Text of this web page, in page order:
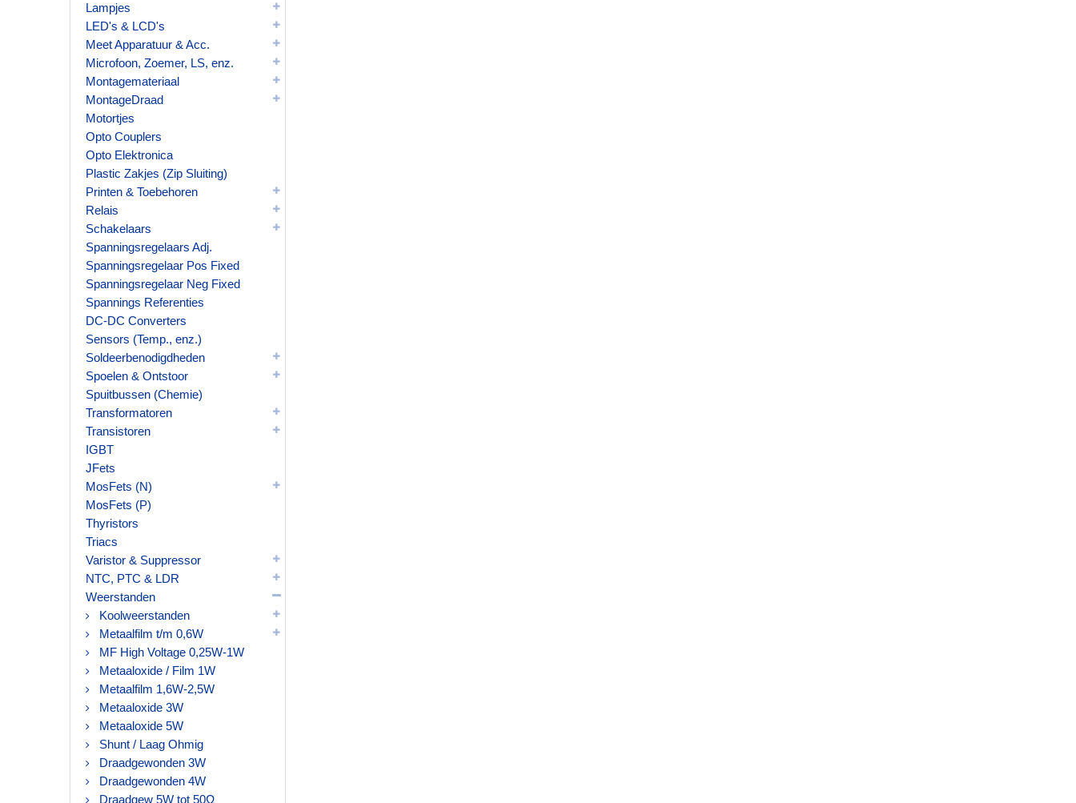
Lampjes
LED's & LCD's
Meet Apparatuur & Acc.
Microfoon, Zoemer, LS, enz.
Montagemateriaal
MontageDraad
Motortjes
Opto Couplers
Opto Elektronica
Plastic Zakjes (Zip Sluiting)
Printen & Toebehoren
Relais
Schakelaars
Spanningsregelaars Adj.
Spanningsregelaar Pos Fixed
Spanningsregelaar Neg Fixed
Spannings Referenties
DC-DC Converters
Sensors (Temp., enz.)
Soldeerbenodigdheden
Spoelen & Ontstoor
Spuitbussen (Chemie)
Transformatoren
Transistoren
IGBT
JFets
MosFets (N)
MosFets (P)
Thyristors
Triacs
Varistor & Suppressor
NTC, PTC & LDR
Weerstanden
Koolweerstanden
Metaalfilm t/m 0,6W
MF High Voltage 0,25W-1W
Metaaloxide / Film 1W
Metaalfilm 1,6W-2,5W
Metaaloxide 3W
Metaaloxide 5W
Shunt / Laag Ohmig
Draadgewonden 3W
Draadgewonden 4W
Draadgew 5W tot 50Ω